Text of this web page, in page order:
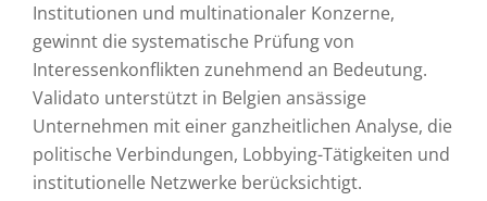
Institutionen und multinationaler Konzerne,
gewinnt die systematische Prüfung von
Interessenkonflikten zunehmend an Bedeutung.
Validato unterstützt in Belgien ansässige
Unternehmen mit einer ganzheitlichen Analyse, die
politische Verbindungen, Lobbying-Tätigkeiten und
institutionelle Netzwerke berücksichtigt.